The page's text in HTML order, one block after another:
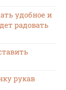
удобное и
радовать
рукав